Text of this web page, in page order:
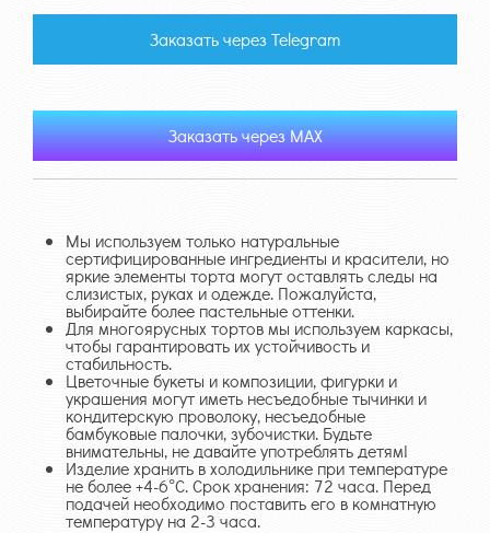
Заказать через Telegram
Заказать через MAX
Мы используем только натуральные
сертифицированные ингредиенты и красители, но
яркие элементы торта могут оставлять следы на
слизистых, руках и одежде. Пожалуйста,
выбирайте более пастельные оттенки.
Для многоярусных тортов мы используем каркасы,
чтобы гарантировать их устойчивость и
стабильность.
Цветочные букеты и композиции, фигурки и
украшения могут иметь несъедобные тычинки и
кондитерскую проволоку, несъедобные
бамбуковые палочки, зубочистки. Будьте
внимательны, не давайте употреблять детям!
Изделие хранить в холодильнике при температуре
не более +4-6°С. Срок хранения: 72 часа. Перед
подачей необходимо поставить его в комнатную
температуру на 2-3 часа.